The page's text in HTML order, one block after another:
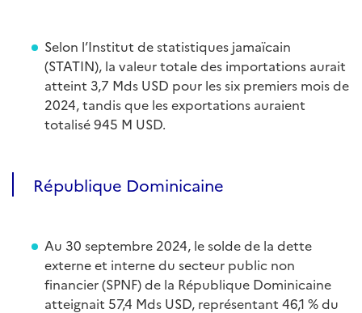
Selon l’Institut de statistiques jamaïcain
(STATIN), la valeur totale des importations aurait
atteint 3,7 Mds USD pour les six premiers mois de
2024, tandis que les exportations auraient
totalisé 945 M USD.
République Dominicaine
Au 30 septembre 2024, le solde de la dette
externe et interne du secteur public non
financier (SPNF) de la République Dominicaine
atteignait 57,4 Mds USD, représentant 46,1 % du